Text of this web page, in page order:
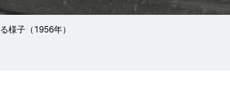
様子（1956年）